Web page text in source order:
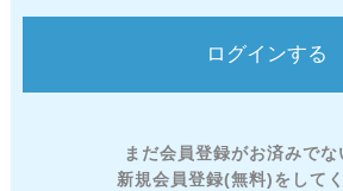
まだ会員登録がお済みでな
新規会員登録(無料)をしてく